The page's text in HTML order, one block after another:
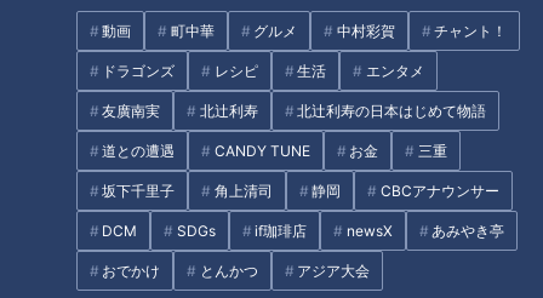
動画 町中華 グルメ 中村彩賀 チャント！
ドラゴンズ レシピ 生活 エンタメ
友廣南実 北辻利寿 北辻利寿の日本はじめて物語
道との遭遇 CANDY TUNE お金 三重
坂下千里子 角上清司 静岡 CBCアナウンサー
DCM SDGs if珈琲店 newsX あみやき亭
おでかけ とんかつ アジア大会
毎年5月15日・16日に開催される「若宮まつり」。名古屋市中
区栄にある「若宮八幡社」と「那古野神社」が、かつて隣接し
一緒に祭りを行っていた繋がりから、その間を神輿行列が往復
し、無病息災・五穀豊穣などを願います。